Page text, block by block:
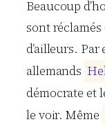
Beaucoup
sont
d’ailleurs.
allemands He
démocrate et
le voir. Même